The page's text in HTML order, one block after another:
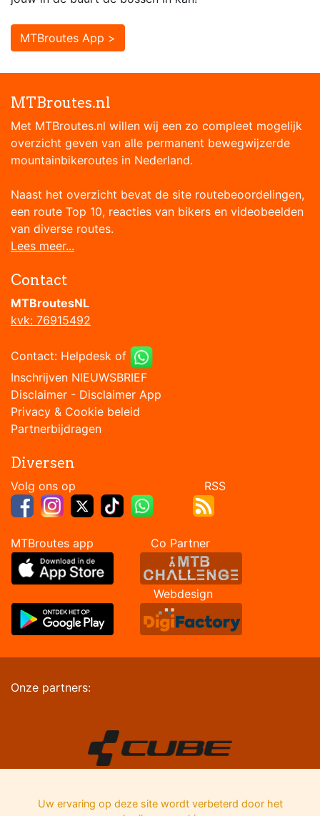
MTBroutes App >
MTBroutes.nl
Met MTBroutes.nl willen wij een zo compleet mogelijk
overzicht geven van alle permanent bewegwijzerde
mountainbikeroutes in Nederland.
Naast het overzicht bevat de site routebeoordelingen,
een route Top 10, reacties van bikers en videobeelden
van diverse routes.
Lees meer...
Contact
MTBroutesNL
kvk: 76915492
Contact: Helpdesk of
Inschrijven NIEUWSBRIEF
Disclaimer - Disclaimer App
Privacy & Cookie beleid
Partnerbijdragen
Diversen
Volg ons op RSS
MTBroutes app Co Partner
Webdesign
Onze partners:
Uw ervaring op deze site wordt verbeterd door het